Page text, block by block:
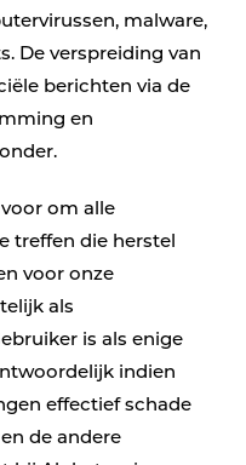
malware,
De verspreiding van
berichten via de
en
om alle
treffen die herstel
voor onze
als
is als enige
indien
effectief schade
de andere